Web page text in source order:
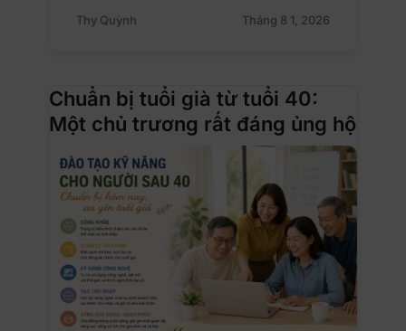
Thy Quỳnh
Tháng 8 1, 2026
Chuẩn bị tuổi già từ tuổi 40:
Một chủ trương rất đáng ủng hộ